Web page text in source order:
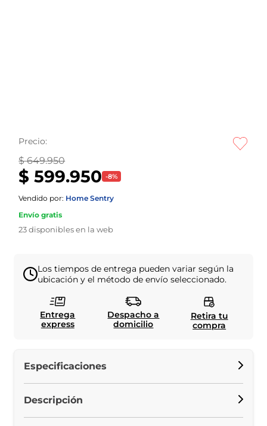
Precio:
$ 649.950
$ 599.950 -8%
Vendido por: Home Sentry
Envío gratis
23disponibles en la web
Los tiempos de entrega pueden variar según la
ubicación y el método de envío seleccionado.
Entrega
express
Despacho a
domicilio
Retira tu
compra
Especificaciones
Descripción